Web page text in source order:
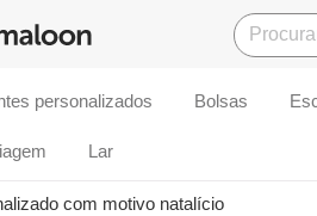
personalizados Bolsas
Lar
com motivo natalício